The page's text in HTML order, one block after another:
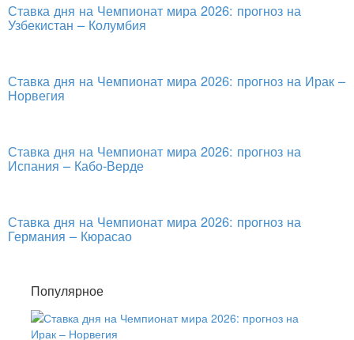
Ставка дня на Чемпионат мира 2026: прогноз на
Узбекистан – Колумбия
Ставка дня на Чемпионат мира 2026: прогноз на Ирак –
Норвегия
Ставка дня на Чемпионат мира 2026: прогноз на
Испания – Кабо-Верде
Ставка дня на Чемпионат мира 2026: прогноз на
Германия – Кюрасао
Популярное